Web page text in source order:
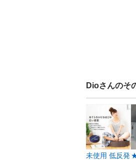
Dioさんのそ
未使用 低反発